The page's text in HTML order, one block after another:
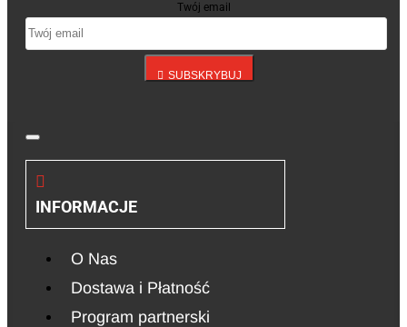
Twój email
SUBSKRYBUJ
INFORMACJE
O Nas
Dostawa i Płatność
Program partnerski